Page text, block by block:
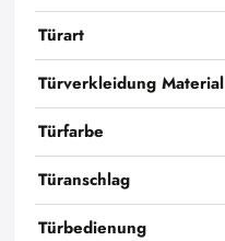
Türart
Türverkleidung Material
Türfarbe
Türanschlag
Türbedienung